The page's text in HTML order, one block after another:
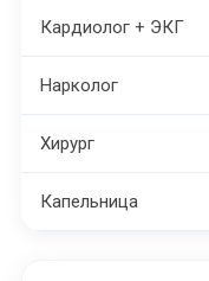
Кардиолог + ЭКГ
Нарколог
Хирург
Капельница